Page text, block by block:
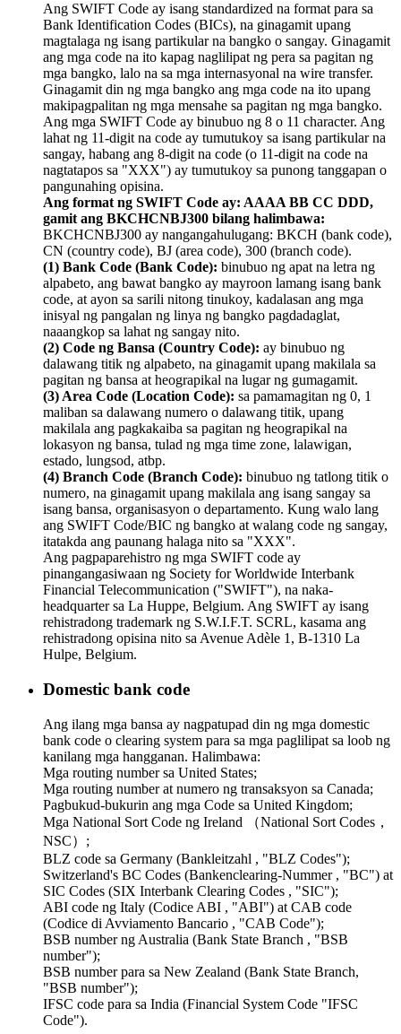
Ang SWIFT Code ay isang standardized na format para sa
Bank Identification Codes (BICs), na ginagamit upang
magtalaga ng isang partikular na bangko o sangay. Ginagamit
ang mga code na ito kapag naglilipat ng pera sa pagitan ng
mga bangko, lalo na sa mga internasyonal na wire transfer.
Ginagamit din ng mga bangko ang mga code na ito upang
makipagpalitan ng mga mensahe sa pagitan ng mga bangko.
Ang mga SWIFT Code ay binubuo ng 8 o 11 character. Ang
lahat ng 11-digit na code ay tumutukoy sa isang partikular na
sangay, habang ang 8-digit na code (o 11-digit na code na
nagtatapos sa "XXX") ay tumutukoy sa punong tanggapan o
pangunahing opisina.
Ang format ng SWIFT Code ay: AAAA BB CC DDD,
gamit ang BKCHCNBJ300 bilang halimbawa:
BKCHCNBJ300 ay nangangahulugang: BKCH (bank code),
CN (country code), BJ (area code), 300 (branch code).
(1) Bank Code (Bank Code): binubuo ng apat na letra ng
alpabeto, ang bawat bangko ay mayroon lamang isang bank
code, at ayon sa sarili nitong tinukoy, kadalasan ang mga
inisyal ng pangalan ng linya ng bangko pagdadaglat,
naaangkop sa lahat ng sangay nito.
(2) Code ng Bansa (Country Code): ay binubuo ng
dalawang titik ng alpabeto, na ginagamit upang makilala sa
pagitan ng bansa at heograpikal na lugar ng gumagamit.
(3) Area Code (Location Code): sa pamamagitan ng 0, 1
maliban sa dalawang numero o dalawang titik, upang
makilala ang pagkakaiba sa pagitan ng heograpikal na
lokasyon ng bansa, tulad ng mga time zone, lalawigan,
estado, lungsod, atbp.
(4) Branch Code (Branch Code): binubuo ng tatlong titik o
numero, na ginagamit upang makilala ang isang sangay sa
isang bansa, organisasyon o departamento. Kung walo lang
ang SWIFT Code/BIC ng bangko at walang code ng sangay,
itatakda ang paunang halaga nito sa "XXX".
Ang pagpaparehistro ng mga SWIFT code ay
pinangangasiwaan ng Society for Worldwide Interbank
Financial Telecommunication ("SWIFT"), na naka-
headquarter sa La Huppe, Belgium. Ang SWIFT ay isang
rehistradong trademark ng S.W.I.F.T. SCRL, kasama ang
rehistradong opisina nito sa Avenue Adèle 1, B-1310 La
Hulpe, Belgium.
Domestic bank code
Ang ilang mga bansa ay nagpatupad din ng mga domestic
bank code o clearing system para sa mga paglilipat sa loob ng
kanilang mga hangganan. Halimbawa:
Mga routing number sa United States;
Mga routing number at numero ng transaksyon sa Canada;
Pagbukud-bukurin ang mga Code sa United Kingdom;
Mga National Sort Code ng Ireland （National Sort Codes，
NSC）;
BLZ code sa Germany (Bankleitzahl , "BLZ Codes");
Switzerland's BC Codes (Bankenclearing-Nummer , "BC") at
SIC Codes (SIX Interbank Clearing Codes , "SIC");
ABI code ng Italy (Codice ABI , "ABI") at CAB code
(Codice di Avviamento Bancario , "CAB Code");
BSB number ng Australia (Bank State Branch , "BSB
number");
BSB number para sa New Zealand (Bank State Branch,
"BSB number");
IFSC code para sa India (Financial System Code "IFSC
Code").